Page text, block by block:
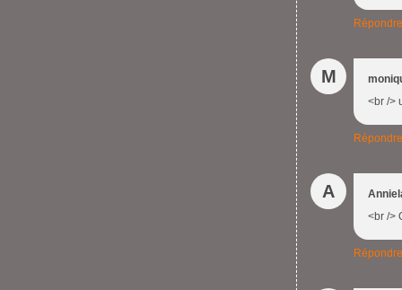
Répondre
M
<br />
Répondre
A
<br />
Répondre